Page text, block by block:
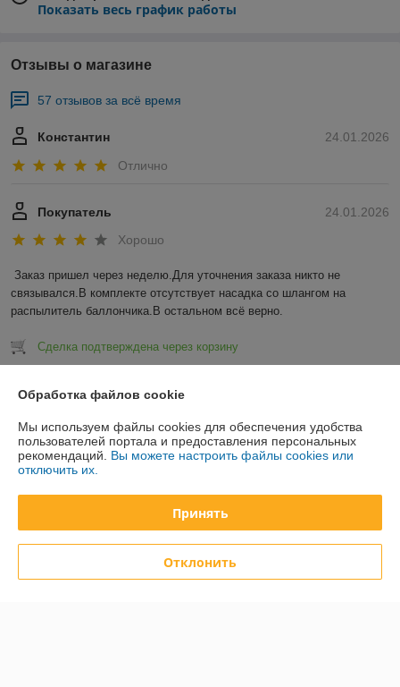
Показать весь график работы
Отзывы о магазине
57 отзывов за всё время
24.01.2026
Константин
Отлично
24.01.2026
Покупатель
Хорошо
Заказ пришел через неделю.Для уточнения заказа никто не
связывался.В комплекте отсутствует насадка со шлангом на
распылитель баллончика.В остальном всё верно.
Сделка подтверждена через корзину
Показать все отзывы
О нас
Контакты
Доставка и оплата
График работы
Обработка файлов cookie
Мы используем файлы cookies для обеспечения удобства
пользователей портала и предоставления персональных
рекомендаций. Вы можете настроить файлы cookies или
отключить их.
Принять
Отклонить